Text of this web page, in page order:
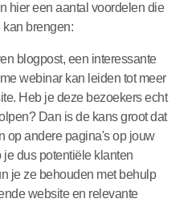
hier een aantal voordelen die
kan brengen:
blogpost, een interessante
webinar kan leiden tot meer
Heb je deze bezoekers echt
Dan is de kans groot dat
op andere pagina's op jouw
dus potentiële klanten
je ze behouden met behulp
website en relevante